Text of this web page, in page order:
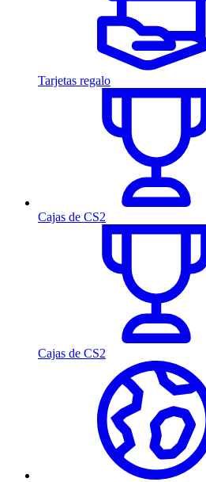
Tarjetas regalo
Cajas de CS2
Cajas de CS2